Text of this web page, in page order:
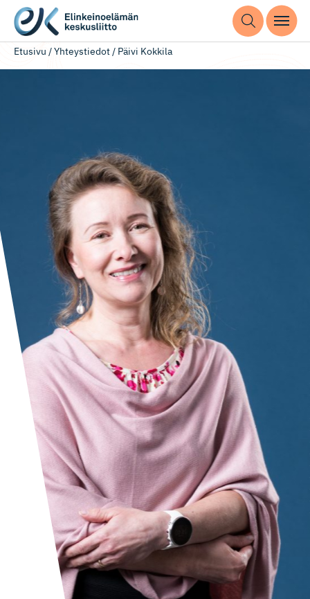
Etusivu /Yhteystiedot/ Päivi Kokkila